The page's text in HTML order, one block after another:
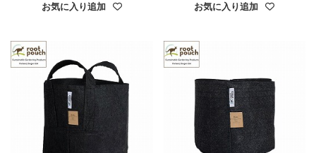
お気に入り追加 お気に入り追加